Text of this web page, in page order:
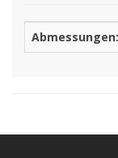
Abmessungen: